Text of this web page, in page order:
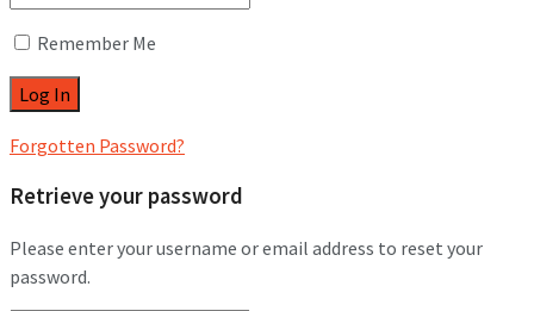
Remember Me
Forgotten Password?
Retrieve your password
Please enter your username or email address to reset your
password.